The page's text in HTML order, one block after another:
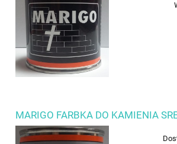
MARIGO FARBKA DO KAMIENIA